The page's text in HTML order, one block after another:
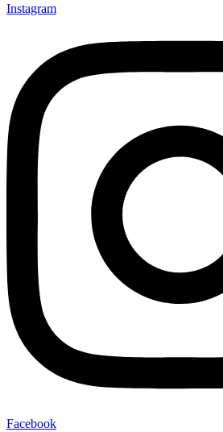
Instagram
Facebook